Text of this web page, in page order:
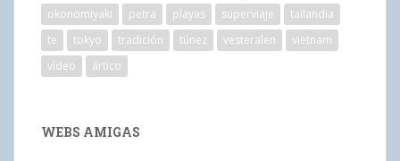
okonomiyaki
petra playas superviaje
tailandia
te
tokyo tradición túnez vesteralen
vietnam
vídeo
ártico
WEBS AMIGAS